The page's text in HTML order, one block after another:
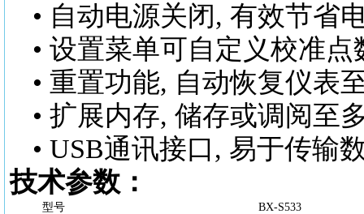
• 自动电源关闭, 有效节省
• 设置菜单可自定义校准
• 重置功能, 自动恢复仪表
• 扩展内存, 储存或调阅至
• USB通讯接口, 易于传输
技术参数：
型号
BX-S533